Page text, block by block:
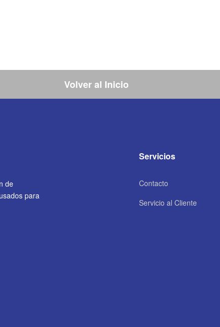
Volver al Inicio
de
para
Servicios
Contacto
Servicio al Cliente